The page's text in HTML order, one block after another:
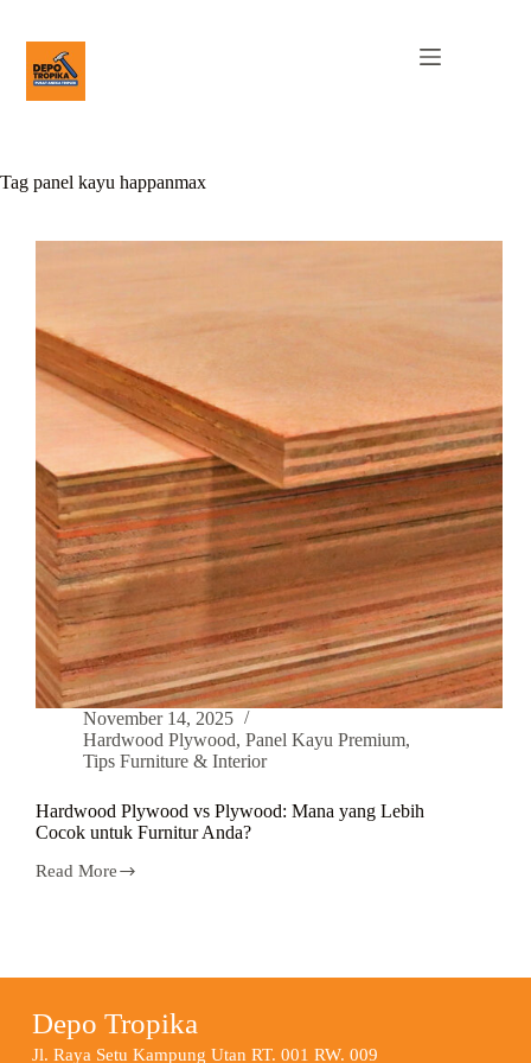
Tag panel kayu happanmax
November 14, 2025
Hardwood Plywood, Panel Kayu Premium,
Tips Furniture & Interior
Hardwood Plywood vs Plywood: Mana yang Lebih
Cocok untuk Furnitur Anda?
Read More
Depo Tropika
Jl. Raya Setu Kampung Utan RT. 001 RW. 009